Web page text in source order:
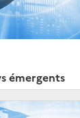
émergents